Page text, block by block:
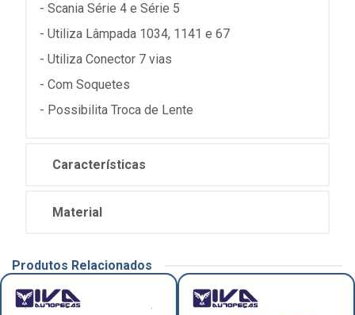
- Scania Série 4 e Série 5
- Utiliza Lâmpada 1034, 1141 e 67
- Utiliza Conector 7 vias
- Com Soquetes
- Possibilita Troca de Lente
Características
Material
Produtos Relacionados